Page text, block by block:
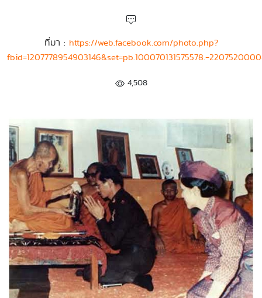
ที่มา : https://web.facebook.com/photo.php?
fbid=1207778954903146&set=pb.100070131575578.-
4,508